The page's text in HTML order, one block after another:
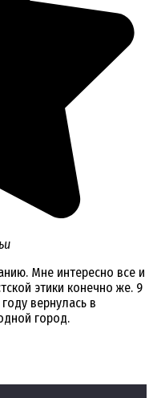
Мне интересно все и
этики конечно же. 9
вернулась в
город.